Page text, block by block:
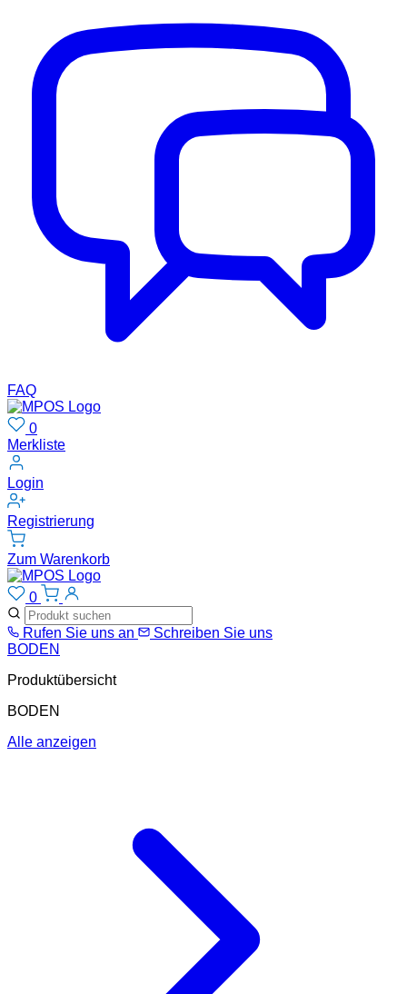
FAQ
0
Merkliste
Login
Registrierung
Zum Warenkorb
0
Rufen Sie uns an
Schreiben Sie uns
BODEN
Produktübersicht
BODEN
Alle anzeigen